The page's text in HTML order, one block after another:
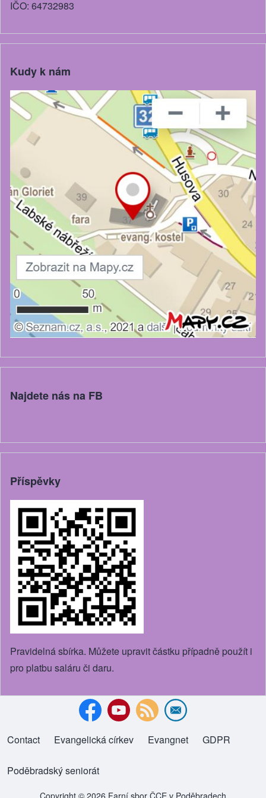
IČO: 64732983
Kudy k nám
Najdete nás na FB
Příspěvky
Pravidelná sbírka. Můžete upravit částku případně použít i
pro platbu saláru či daru.
Footer menu
Contact Evangelická církev
(opens in new tab) Evangnet
(opens in new tab)
GDPR
Poděbradský seniorát
(opens in new tab)
Copyright © 2026 Farní sbor ČCE v Poděbradech